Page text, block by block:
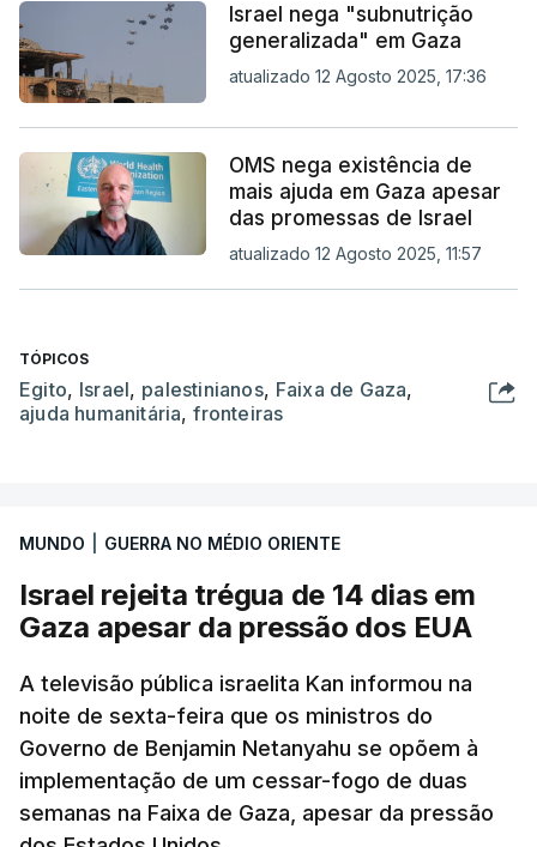
Israel nega "subnutrição
generalizada" em Gaza
atualizado 12 Agosto 2025, 17:36
OMS nega existência de
mais ajuda em Gaza apesar
das promessas de Israel
atualizado 12 Agosto 2025, 11:57
TÓPICOS
Egito, Israel, palestinianos, Faixa de Gaza,
ajuda humanitária,fronteiras
MUNDO GUERRA NO MÉDIO ORIENTE
Israel rejeita trégua de 14 dias em
Gaza apesar da pressão dos EUA
A televisão pública israelita Kan informou na
noite de sexta-feira que os ministros do
Governo de Benjamin Netanyahu se opõem à
implementação de um cessar-fogo de duas
semanas na Faixa de Gaza, apesar da pressão